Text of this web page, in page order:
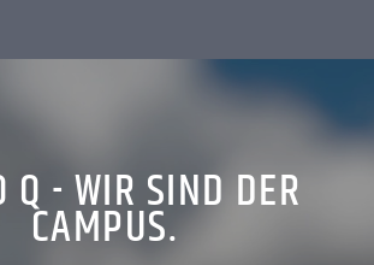
Q - WIR SIND DER
CAMPUS.